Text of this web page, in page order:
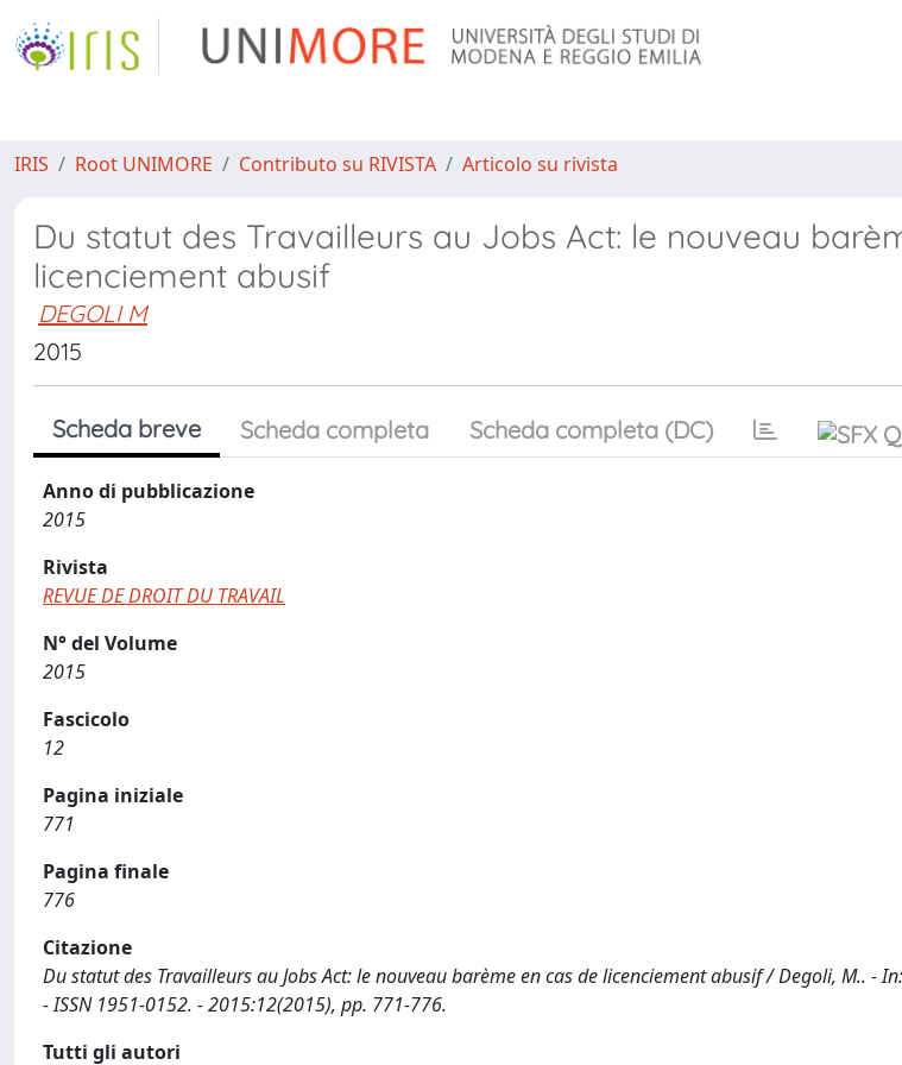
IRIS Root UNIMORE Contributo su RIVISTA Articolo su rivista
Du statut des Travailleurs au Jobs Act: le nouveau
licenciement abusif
DEGOLI M
2015
Scheda breve Scheda completa Scheda completa (DC)
Anno di pubblicazione
2015
Rivista
REVUE DE DROIT DU TRAVAIL
N° del Volume
2015
Fascicolo
12
Pagina iniziale
771
Pagina finale
776
Citazione
Du statut des Travailleurs au Jobs Act: le nouveau barème en cas de licenciement abusif / Degoli, M.. - In:
- ISSN 1951-0152. - 2015:12(2015), pp. 771-776.
Tutti gli autori